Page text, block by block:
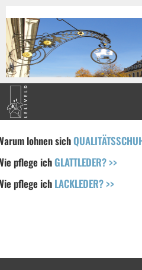
lohnen sich
pflege ichGLATTLEDER? >>
pflege ich LACKLEDER? >>